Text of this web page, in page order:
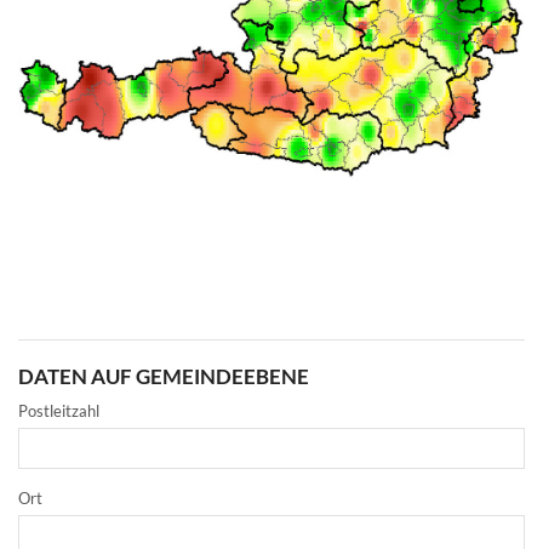
DATEN AUF GEMEINDEEBENE
Postleitzahl
Ort